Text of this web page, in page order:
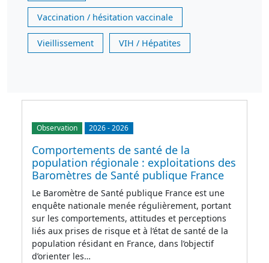
Vaccination / hésitation vaccinale
Vieillissement VIH / Hépatites
Observation 2026-2026
Comportements de santé de la
population régionale : exploitations des
Baromètres de Santé publique France
Le Baromètre de Santé publique France est une
enquête nationale menée régulièrement, portant
sur les comportements, attitudes et perceptions
liés aux prises de risque et à l’état de santé de la
population résidant en France, dans l’objectif
d’orienter les…